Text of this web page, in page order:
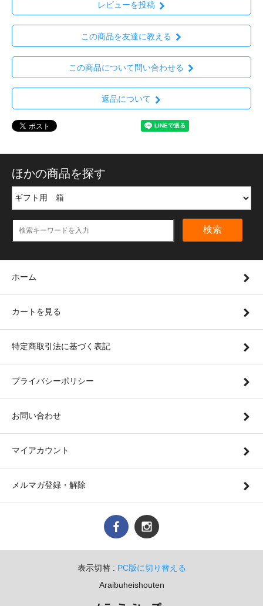
レビューを投稿
この商品を友達に教える
この商品について問い合わせる
返品について
ほかの商品を探す
検索
ホーム
カートを見る
特定商取引法に基づく表記
プライバシーポリシー
お問い合わせ
マイアカウント
メルマガ登録・解除
表示切替 : PC版に切り替える
Araibuheishouten